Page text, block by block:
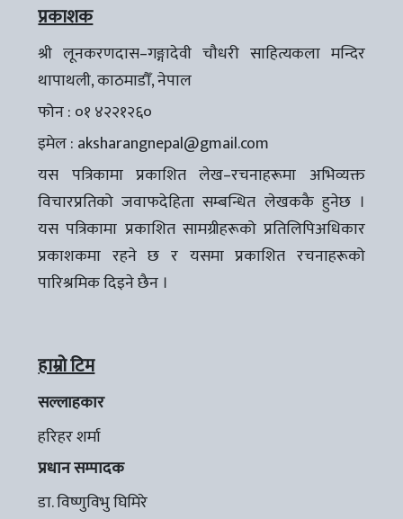
प्रकाशक
श्री लूनकरणदास–गङ्गादेवी चौधरी साहित्यकला मन्दिर
थापाथली, काठमाडौँ, नेपाल
फोन : ०१ ४२२१२६०
इमेल : aksharangnepal@gmail.com
यस पत्रिकामा प्रकाशित लेख–रचनाहरूमा अभिव्यक्त
विचारप्रतिको जवाफदेहिता सम्बन्धित लेखककै हुनेछ ।
यस पत्रिकामा प्रकाशित सामग्रीहरूको प्रतिलिपिअधिकार
प्रकाशकमा रहने छ र यसमा प्रकाशित रचनाहरूको
पारिश्रमिक दिइने छैन ।
हाम्रो टिम
सल्लाहकार
हरिहर शर्मा
प्रधान सम्पादक
डा. विष्णुविभु घिमिरे